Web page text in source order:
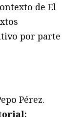
de El
por parte
Pérez.